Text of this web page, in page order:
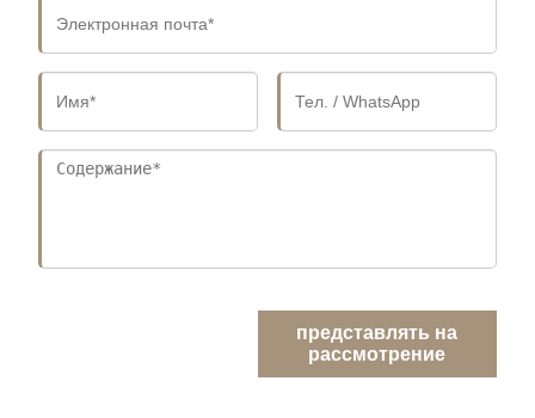
представлять на
рассмотрение